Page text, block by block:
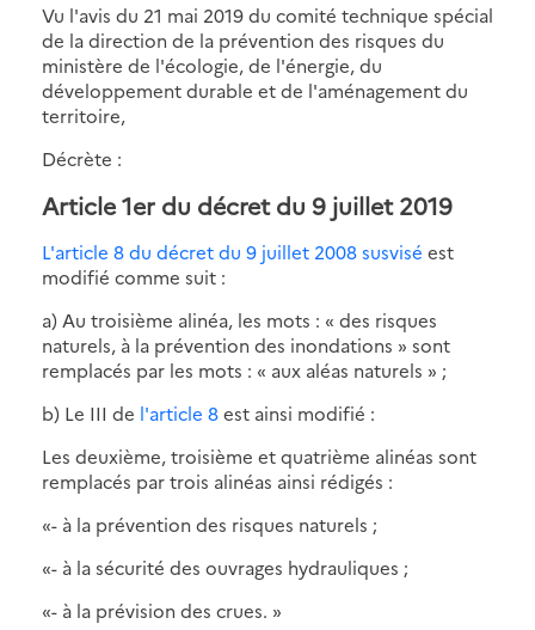
Vu l'avis du 21 mai 2019 du comité technique spécial
de la direction de la prévention des risques du
ministère de l'écologie, de l'énergie, du
développement durable et de l'aménagement du
territoire,
Décrète :
Article 1er du décret du 9 juillet 2019
L'article 8 du décret du 9 juillet 2008 susvisé est
modifié comme suit :
a) Au troisième alinéa, les mots : « des risques
naturels, à la prévention des inondations » sont
remplacés par les mots : « aux aléas naturels » ;
b) Le III de l'article 8est ainsi modifié :
Les deuxième, troisième et quatrième alinéas sont
remplacés par trois alinéas ainsi rédigés :
«- à la prévention des risques naturels ;
«- à la sécurité des ouvrages hydrauliques ;
«- à la prévision des crues. »